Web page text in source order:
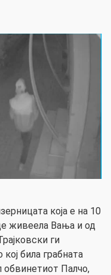
која е на 10
живеела Вања и од
ги
била грабната
обвинетиот Палчо,